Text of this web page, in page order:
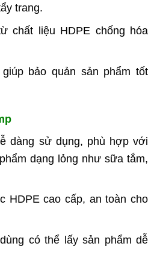
trang.
chất liệu HDPE chống hóa
bảo quản sản phẩm tốt
dàng sử dụng, phù hợp với
dạng lỏng như sữa tắm,
HDPE cao cấp, an toàn cho
có thể lấy sản phẩm dễ